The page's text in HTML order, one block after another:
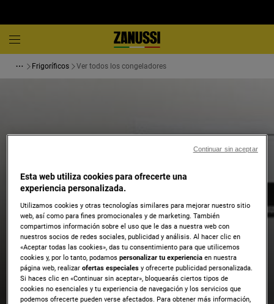
Frigoríficos Ver todos los congeladores
Esta web utiliza cookies para ofrecerte una
experiencia personalizada.
Utilizamos cookies y otras tecnologías similares para mejorar nuestro sitio
web, así como para fines promocionales y de marketing. También
compartimos información sobre el uso que le das a nuestra web con
nuestros socios de redes sociales, publicidad y análisis. Al hacer clic en
«Aceptar todas las cookies», das tu consentimiento para que utilicemos
cookies y, por lo tanto, podamospersonalizar tu experienciaen nuestra
página web, realizarofertas especiales y ofrecerte publicidad personalizada.
Si haces clic en «Continuar sin aceptar», bloquearás ciertos tipos de
cookies no esenciales y tu experiencia de navegación y los servicios que
podemos ofrecerte pueden verse afectados. Para obtener más información,
Continuar sin aceptar